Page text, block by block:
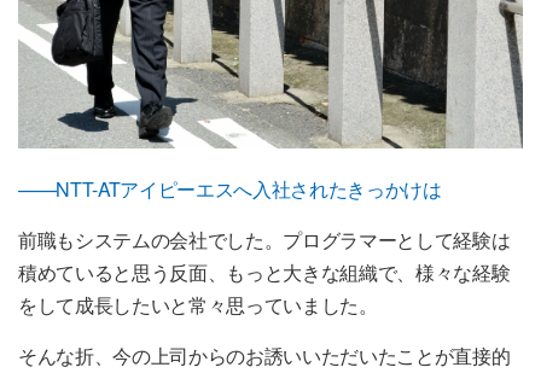
——NTT-ATアイピーエスへ入社されたきっかけは
前職もシステムの会社でした。プログラマーとして経験は
積めていると思う反面、もっと大きな組織で、様々な経験
をして成長したいと常々思っていました。
そんな折、今の上司からのお誘いいただいたことが直接的